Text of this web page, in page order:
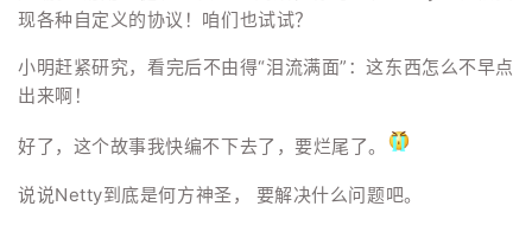
现各种自定义的协议！咱们也试试？
小明赶紧研究，看完后不由得“泪流满面”：这东西怎么不早点
出来啊！
好了，这个故事我快编不下去了，要烂尾了。
说说Netty到底是何方神圣， 要解决什么问题吧。